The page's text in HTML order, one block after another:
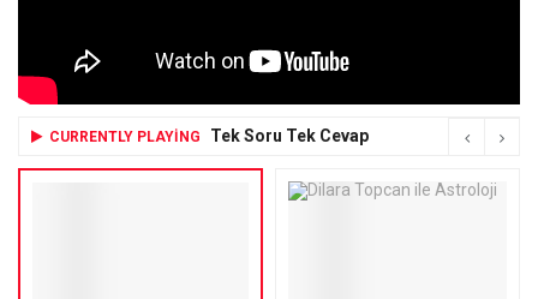
CURRENTLY PLAYING Tek Soru Tek Cevap